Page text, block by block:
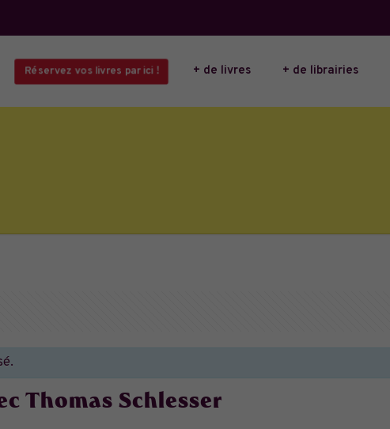
Réservez vos livres par ici ! + de livres + de librairies
Thomas Schlesser